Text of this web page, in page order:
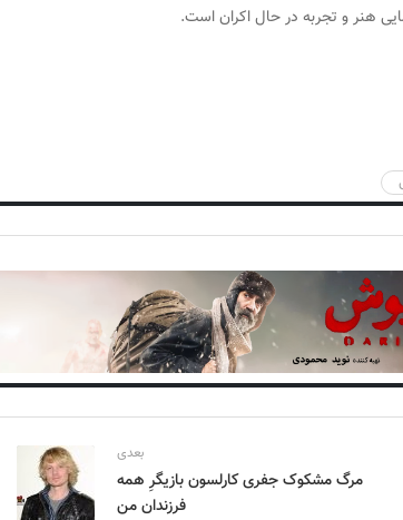
هنر و تجربه در حال اکران است.
بعدی
مرگ مشکوک جفری کارلسون بازیگرِ همه
فرزندان من